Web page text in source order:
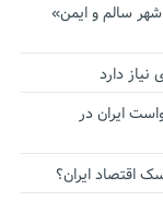
سالم و ایمن»
دارد
در مأموریت‌ اقیانوسی/ ۵ درخواست ایران در
اقتصاد ایران؟